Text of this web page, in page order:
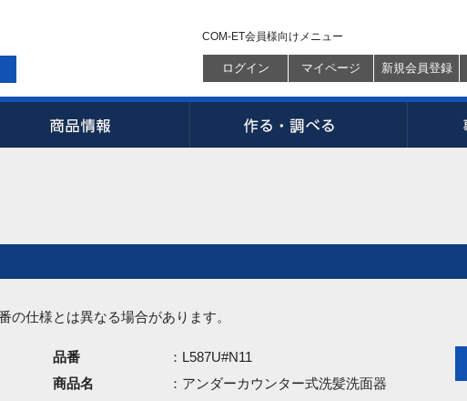
COM-ET会員様向けメニュー
ログイン マイページ 新規会員登録
の仕様とは異なる場合があります。
品番
：L587U#N11
商品名
：アンダーカウンター式洗髪洗面器